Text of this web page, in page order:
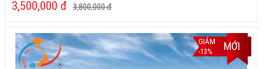
3,500,000 đ 3,800,000đ
GIẢM
-13%
MỚI